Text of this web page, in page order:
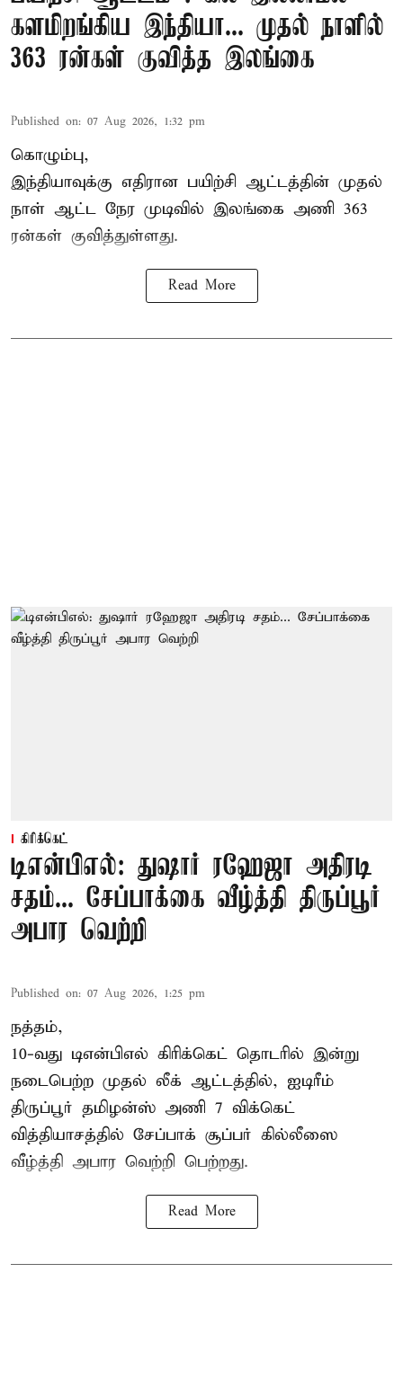
களமிறங்கிய இந்தியா... முதல் நாளில்
363 ரன்கள் குவித்த இலங்கை
Published on: 07 Aug 2026, 1:32 pm
கொழும்பு,
இந்தியாவுக்கு எதிரான பயிற்சி ஆட்டத்தின் முதல்
நாள் ஆட்ட நேர முடிவில் இலங்கை அணி 363
ரன்கள் குவித்துள்ளது.
Read More
கிரிக்கெட்
டிஎன்பிஎல்: துஷார் ரஹேஜா அதிரடி
சதம்... சேப்பாக்கை வீழ்த்தி திருப்பூர்
அபார வெற்றி
Published on: 07 Aug 2026, 1:25 pm
நத்தம்,
10-வது டிஎன்பிஎல் கிரிக்கெட் தொடரில் இன்று
நடைபெற்ற முதல் லீக் ஆட்டத்தில், ஐடிரீம்
திருப்பூர் தமிழன்ஸ் அணி 7 விக்கெட்
வித்தியாசத்தில் சேப்பாக் சூப்பர் கில்லீஸை
வீழ்த்தி அபார வெற்றி பெற்றது.
Read More